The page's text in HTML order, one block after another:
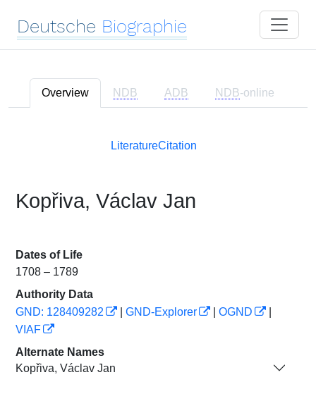
Deutsche Biographie
Overview NDB ADB NDB-online
LiteratureCitation
Kopřiva, Václav Jan
Dates of Life
1708 – 1789
Authority Data
GND: 128409282
GND-Explorer OGND
VIAF
Alternate Names
Kopřiva, Václav Jan